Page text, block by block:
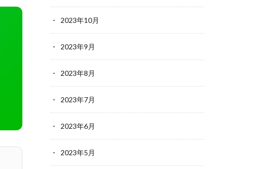
2023年10月
2023年9月
2023年8月
2023年7月
2023年6月
2023年5月